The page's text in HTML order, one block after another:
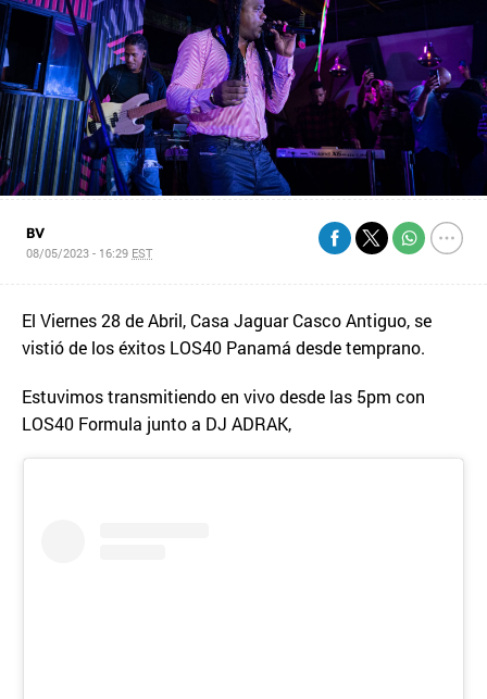
BV
08/05/2023 - 16:29 EST
El Viernes 28 de Abril, Casa Jaguar Casco Antiguo, se
vistió de los éxitos LOS40 Panamá desde temprano.
Estuvimos transmitiendo en vivo desde las 5pm con
LOS40 Formula junto a DJ ADRAK,